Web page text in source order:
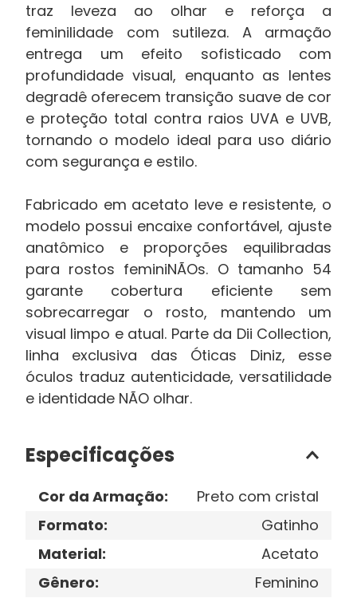
traz leveza ao olhar e reforça a
feminilidade com sutileza. A armação
entrega um efeito sofisticado com
profundidade visual, enquanto as lentes
degradê oferecem transição suave de cor
e proteção total contra raios UVA e UVB,
tornando o modelo ideal para uso diário
com segurança e estilo.
Fabricado em acetato leve e resistente, o
modelo possui encaixe confortável, ajuste
anatômico e proporções equilibradas
para rostos feminiNÃOs. O tamanho 54
garante cobertura eficiente sem
sobrecarregar o rosto, mantendo um
visual limpo e atual. Parte da Dii Collection,
linha exclusiva das Óticas Diniz, esse
óculos traduz autenticidade, versatilidade
e identidade NÃO olhar.
Especificações
Cor da Armação:
Preto com cristal
Formato:
Gatinho
Material:
Acetato
Gênero: Feminino